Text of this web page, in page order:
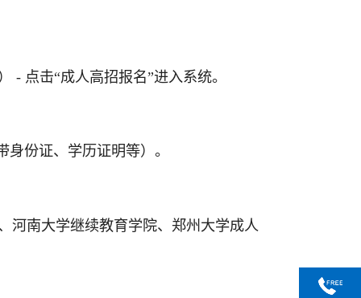
- 点击“成人高招报名”进入系统。
份证、学历证明等）。
河南大学继续教育学院、郑州大学成人